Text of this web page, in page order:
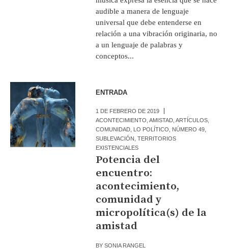
audible a manera de lenguaje
universal que debe entenderse en
relación a una vibración originaria, no
a un lenguaje de palabras y
conceptos...
ENTRADA
1 DE FEBRERO DE 2019
ACONTECIMIENTO ,AMISTAD ,ARTÍCULOS
COMUNIDAD LO POLÍTICO NÚMERO 49
SUBLEVACIÓN ,TERRITORIOS
EXISTENCIALES
Potencia del
encuentro:
acontecimiento,
comunidad y
micropolítica(s) de la
amistad
BYSONIA RANGEL